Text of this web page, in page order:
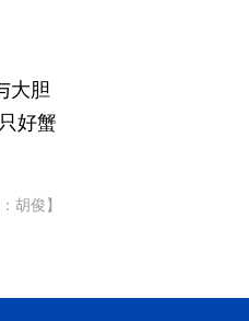
大胆
好蟹
胡俊】